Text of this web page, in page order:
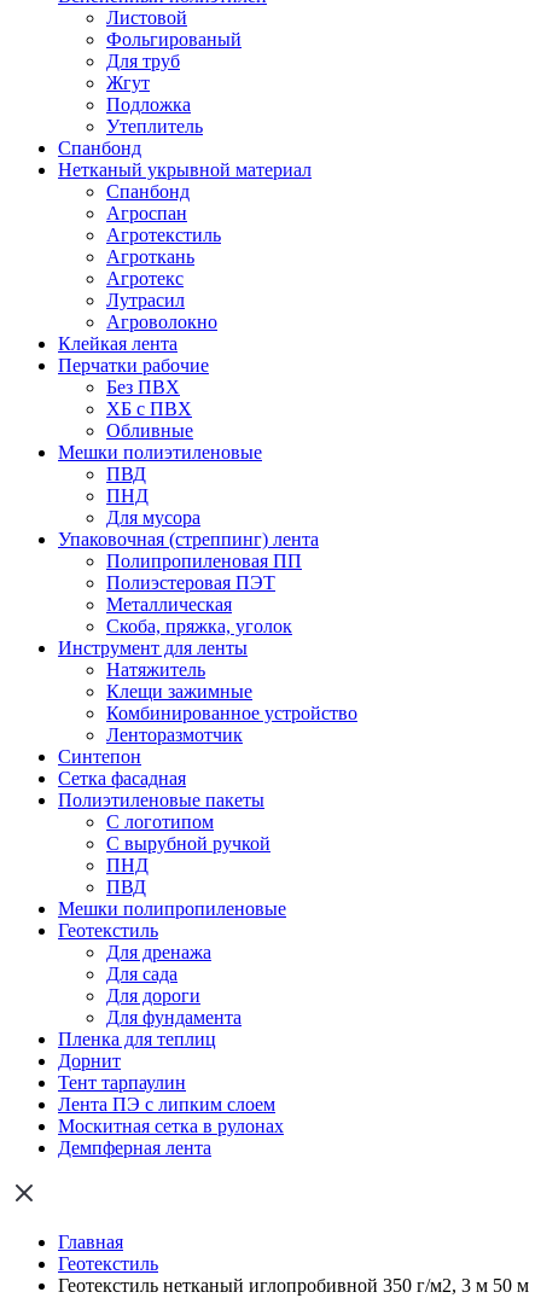
Листовой
Фольгированый
Для труб
Жгут
Подложка
Утеплитель
Спанбонд
Нетканый укрывной материал
Спанбонд
Агроспан
Агротекстиль
Агроткань
Агротекс
Лутрасил
Агроволокно
Клейкая лента
Перчатки рабочие
Без ПВХ
ХБ с ПВХ
Обливные
Мешки полиэтиленовые
ПВД
ПНД
Для мусора
Упаковочная (стреппинг) лента
Полипропиленовая ПП
Полиэстеровая ПЭТ
Металлическая
Скоба, пряжка, уголок
Инструмент для ленты
Натяжитель
Клещи зажимные
Комбинированное устройство
Ленторазмотчик
Синтепон
Сетка фасадная
Полиэтиленовые пакеты
С логотипом
С вырубной ручкой
ПНД
ПВД
Мешки полипропиленовые
Геотекстиль
Для дренажа
Для сада
Для дороги
Для фундамента
Пленка для теплиц
Дорнит
Тент тарпаулин
Лента ПЭ с липким слоем
Москитная сетка в рулонах
Демпферная лента
Главная
Геотекстиль
Геотекстиль нетканый иглопробивной 350 г/м2, 3 м 50 м